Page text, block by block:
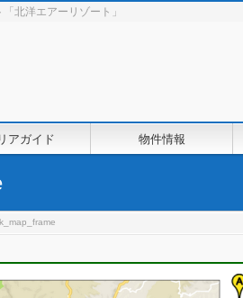
北洋エアーリゾート」
アガイド 物件情報